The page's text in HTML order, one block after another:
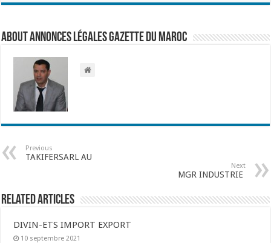
About Annonces légales Gazette du Maroc
Previous
TAKIFERSARL AU
Next
MGR INDUSTRIE
Related Articles
DIVIN-ETS IMPORT EXPORT
10 septembre 2021